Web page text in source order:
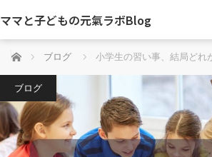
ママと子どもの元氣ラボBlog
ホーム ブログ 小学生の習い事、結局どれ
ブログ